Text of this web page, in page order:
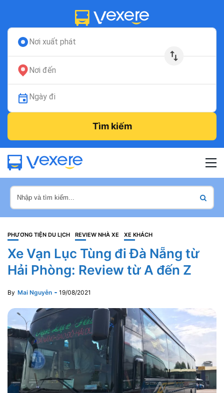
Nơi xuất phát
Nơi đến
Ngày đi
Tìm kiếm
PHƯƠNG TIỆN DU LỊCH REVIEW NHÀ XE XE KHÁCH
Xe Vạn Lục Tùng đi Đà Nẵng từ
Hải Phòng: Review từ A đến Z
By Mai Nguyễn 19/08/2021